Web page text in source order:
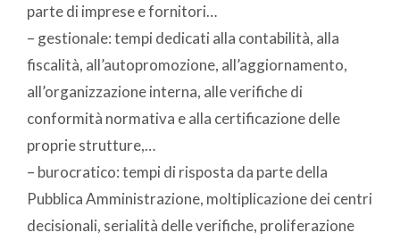
parte di imprese e fornitori…
– gestionale: tempi dedicati alla contabilità, alla
fiscalità, all’autopromozione, all’aggiornamento,
all’organizzazione interna, alle verifiche di
conformità normativa e alla certificazione delle
proprie strutture,…
– burocratico: tempi di risposta da parte della
Pubblica Amministrazione, moltiplicazione dei centri
decisionali, serialità delle verifiche, proliferazione